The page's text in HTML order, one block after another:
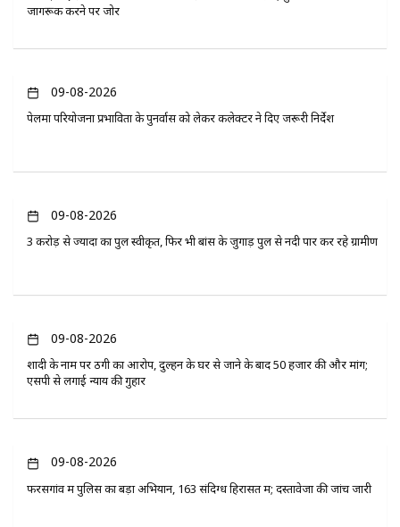
जागरूक करने पर जोर
09-08-2026
पेलमा परियोजना प्रभावितों के पुनर्वास को लेकर कलेक्टर ने दिए जरूरी निर्देश
09-08-2026
3 करोड़ से ज्यादा का पुल स्वीकृत, फिर भी बांस के जुगाड़ पुल से नदी पार कर रहे ग्रामीण
09-08-2026
शादी के नाम पर ठगी का आरोप, दुल्हन के घर से जाने के बाद 50 हजार की और मांग;
एसपी से लगाई न्याय की गुहार
09-08-2026
फरसगांव में पुलिस का बड़ा अभियान, 163 संदिग्ध हिरासत में; दस्तावेजों की जांच जारी